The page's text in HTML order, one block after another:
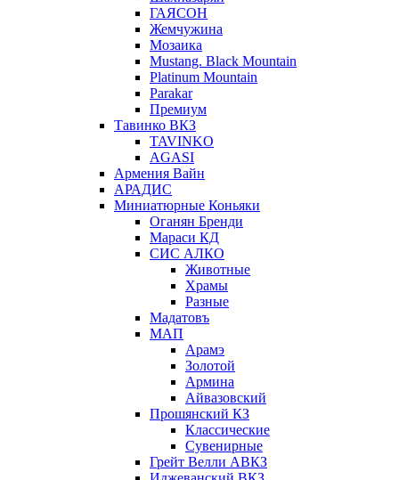
ГАЯСОН
Жемчужина
Мозаика
Mustang. Black Mountain
Platinum Mountain
Parakar
Премиум
Тавинко ВКЗ
TAVINKO
AGASI
Армения Вайн
АРАДИС
Миниатюрные Коньяки
Оганян Бренди
Мараси КД
СИС АЛКО
Животные
Храмы
Разные
Мадатовъ
МАП
Арамэ
Золотой
Армина
Айвазовский
Прошянский КЗ
Классические
Сувенирные
Грейт Велли АВКЗ